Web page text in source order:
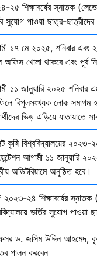
২৫ শিক্ষাবর্ষের স্নাতক
সুযোগ পাওয়া ছাত্র-ছাত্রীদের
১৭ মে ২০২৫, শনিবার এবং
খোলা থাকবে এবং পূর্ব
১১ জানুয়ারি ২০২৫
বিপুলসংখ্যক লোক সমাগম
ভিড় এড়িয়ে
কৃষি বিশ্ববিদ্যালয়ের ২০২৩-
আগামী ১১ জানুয়ারি
অডিটরিয়ামে অনুষ্ঠিত হবে।
২৪ শিক্ষাবর্ষের স্নাতক
ভর্তির সুযোগ
ড. জসিম উদ্দিন আহমেদ,
পালন করবেন